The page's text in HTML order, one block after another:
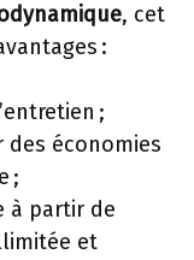
, cet
:
;
économies
;
à partir de
et